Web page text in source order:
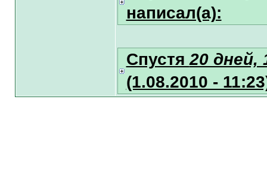
написал(а):
Спустя20 дней,
(1.08.2010 -